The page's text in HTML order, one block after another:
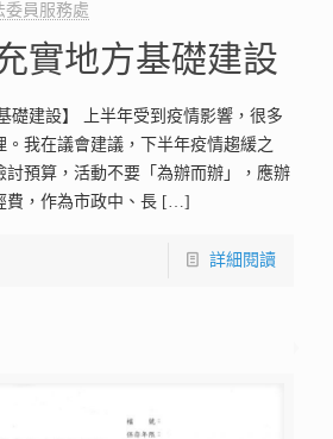
委員服務處
實地方基礎建設
礎建設】 上半年受到疫情影響，很多
我在議會建議，下半年疫情趨緩之
討預算，活動不要「為辦而辦」，應辦
費，作為市政中、長[…]
詳細閱讀